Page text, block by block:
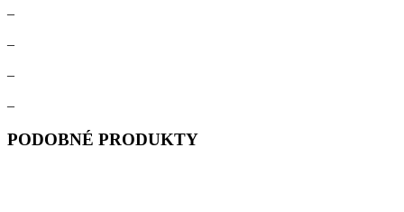
–
–
–
–
PODOBNÉ PRODUKTY